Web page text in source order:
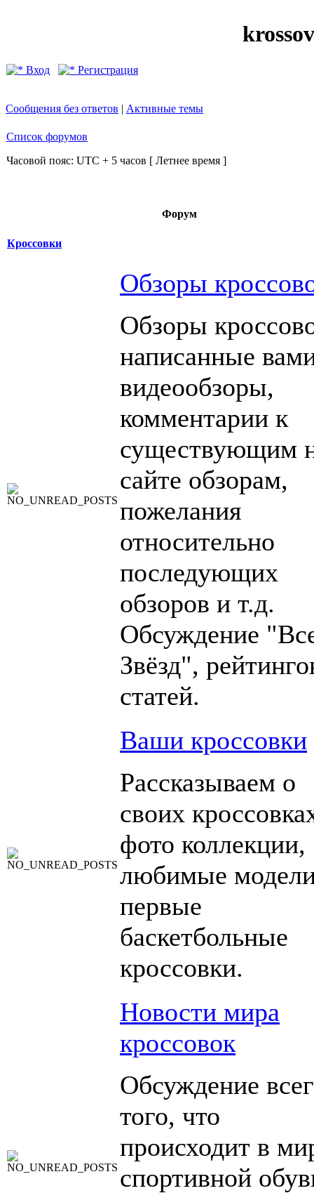
Вход Регистрация
Сообщения без ответов | Активные темы
Список форумов
Часовой пояс: UTC + 5 часов [ Летнее время ]
Форум
Кроссовки
Обзоры
Обзоры
написанные
видеообзоры,
комментарии к
существующим
сайте обзорам,
пожелания
относительно
последующих
обзоров и т.д.
Обсуждение
Звёзд",
статей.
Ваши кроссовки
Рассказываем о
своих
фото коллекции,
любимые
первые
баскетбольные
кроссовки.
Новости мира
кроссовок
Обсуждение
того, что
происходит в
спортивной